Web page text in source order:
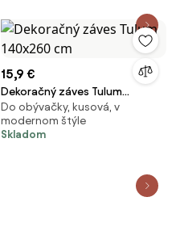
15,9 €
Dekoračný záves Tulum
140x260 cm
Do obývačky, kusová, v
modernom štýle
Skladom